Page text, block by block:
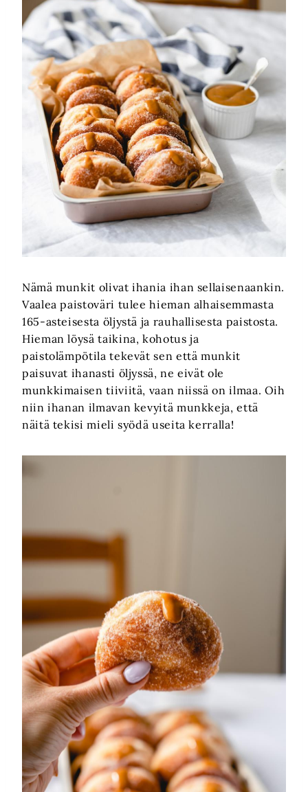
Nämä munkit olivat ihania ihan sellaisenaankin.
Vaalea paistoväri tulee hieman alhaisemmasta
165-asteisesta öljystä ja rauhallisesta paistosta.
Hieman löysä taikina, kohotus ja
paistolämpötila tekevät sen että munkit
paisuvat ihanasti öljyssä, ne eivät ole
munkkimaisen tiiviitä, vaan niissä on ilmaa. Oih
niin ihanan ilmavan kevyitä munkkeja, että
näitä tekisi mieli syödä useita kerralla!